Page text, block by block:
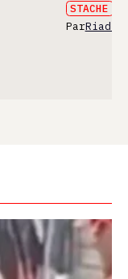
STACHE
ParRiad